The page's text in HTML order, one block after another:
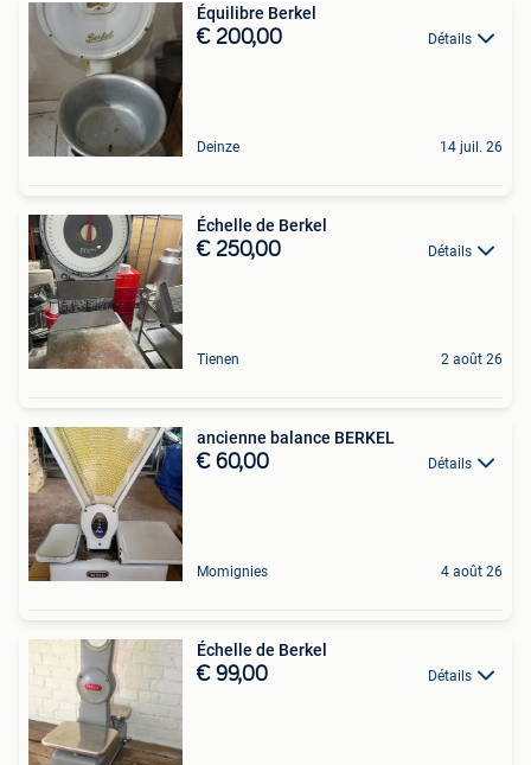
Équilibre Berkel
€ 200,00 Détails
Deinze 14 juil. 26
Échelle de Berkel
€ 250,00 Détails
Tienen 2 août 26
ancienne balance BERKEL
€ 60,00 Détails
Momignies 4 août 26
Échelle de Berkel
€ 99,00 Détails